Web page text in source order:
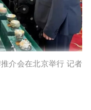
介会在北京举行 记者